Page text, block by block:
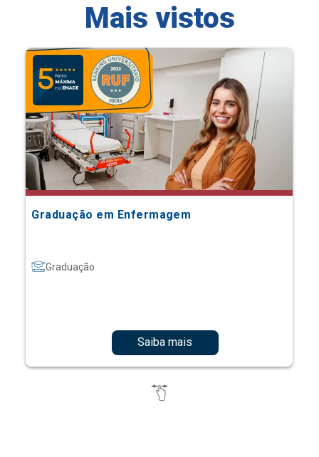
Mais vistos
Graduação em Enfermagem
Graduação
Saiba mais